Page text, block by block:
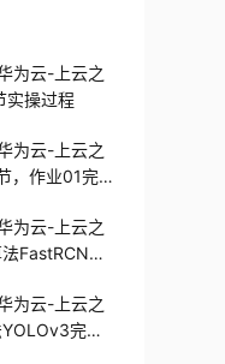
为云-上云之
实操过程
为云-上云之
，作业01完成
为云-上云之
FastRCNN
为云-上云之
完成